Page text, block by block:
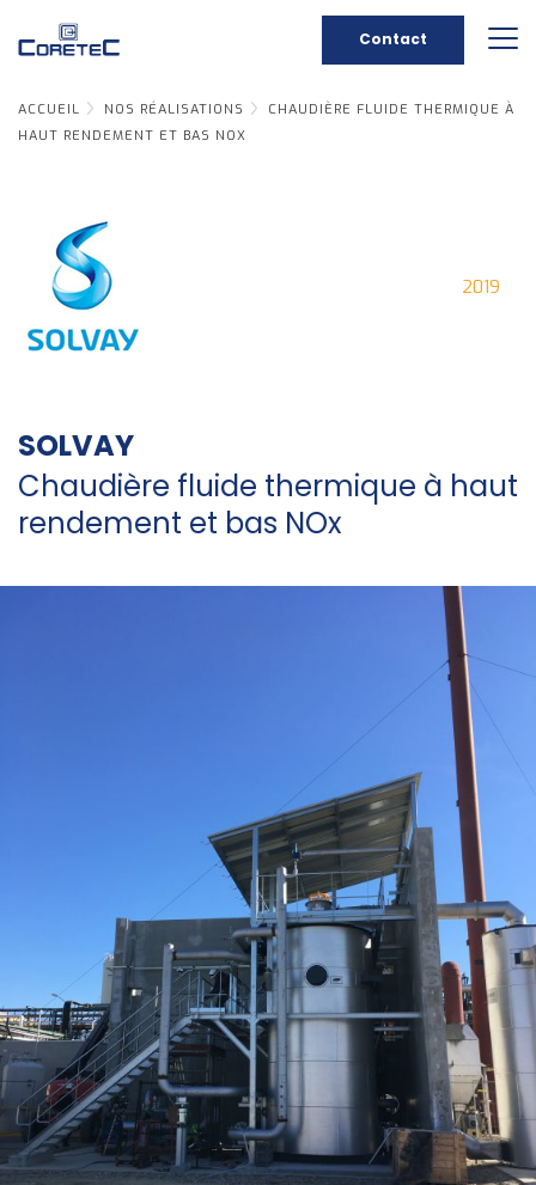
Contact
ACCUEIL NOS RÉALISATIONS
CHAUDIÈRE FLUIDE THERMIQUE À
HAUT RENDEMENT ET BAS NOX
2019
SOLVAY
Chaudière fluide thermique à haut
rendement et bas NOx